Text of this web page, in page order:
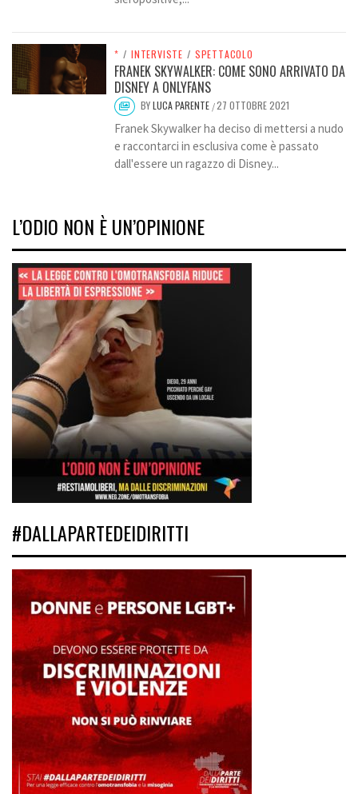
* / INTERVISTE / SPETTACOLO
FRANEK SKYWALKER: COME SONO ARRIVATO DA
DISNEY A ONLYFANS
BYLUCA PARENTE /27 OTTOBRE 2021
Franek Skywalker ha deciso di mettersi a nudo
e raccontarci in esclusiva come è passato
dall'essere un ragazzo di Disney...
L’ODIO NON È UN’OPINIONE
#DALLAPARTEDEIDIRITTI